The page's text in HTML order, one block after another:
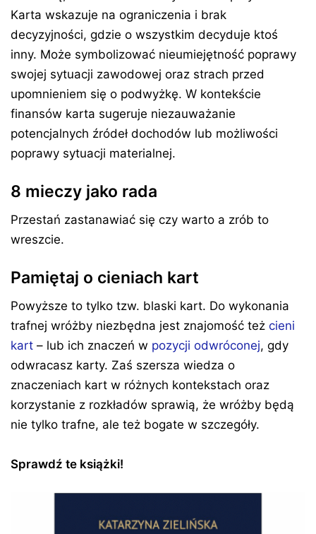
Karta wskazuje na ograniczenia i brak
decyzyjności, gdzie o wszystkim decyduje ktoś
inny. Może symbolizować nieumiejętność poprawy
swojej sytuacji zawodowej oraz strach przed
upomnieniem się o podwyżkę. W kontekście
finansów karta sugeruje niezauważanie
potencjalnych źródeł dochodów lub możliwości
poprawy sytuacji materialnej.
8 mieczy jako rada
Przestań zastanawiać się czy warto a zrób to
wreszcie.
Pamiętaj o cieniach kart
Powyższe to tylko tzw. blaski kart. Do wykonania
trafnej wróżby niezbędna jest znajomość też cieni
kart – lub ich znaczeń w pozycji odwróconej, gdy
odwracasz karty. Zaś szersza wiedza o
znaczeniach kart w różnych kontekstach oraz
korzystanie z rozkładów sprawią, że wróżby będą
nie tylko trafne, ale też bogate w szczegóły.
Sprawdź te książki!